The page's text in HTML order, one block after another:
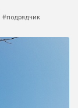
#подрядчик